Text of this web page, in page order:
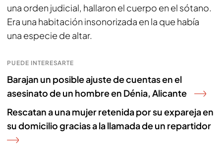
una orden judicial, hallaron el cuerpo en el sótano.
Era una habitación insonorizada en la que había
una especie de altar.
PUEDE INTERESARTE
Barajan un posible ajuste de cuentas en el
asesinato de un hombre en Dénia, Alicante
Rescatan a una mujer retenida por su expareja en
su domicilio gracias a la llamada de un repartidor